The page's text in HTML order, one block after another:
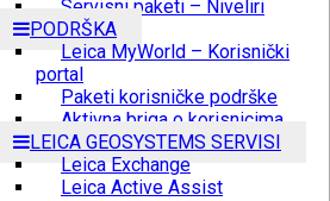
Servisni paketi – Niveliri
PODRŠKA
Leica MyWorld – Korisnički
portal
Paketi korisničke podrške
Aktivna briga o korisnicima
LEICA GEOSYSTEMS SERVISI
Leica Exchange
Leica Active Assist